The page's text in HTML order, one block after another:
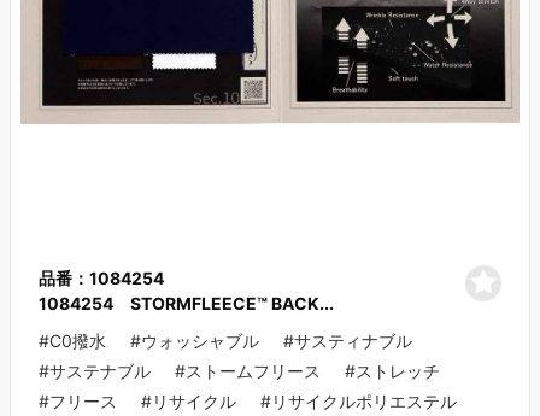
品番：1084254
1084254 STORMFLEECE™ BACK...
#C0撥水
#ウォッシャブル
#サスティナブル
#サステナブル
#ストームフリース
#ストレッチ
#フリース
#リサイクル
#リサイクルポリエステル